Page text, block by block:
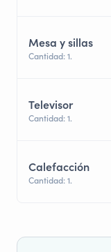
Mesa y sillas
Cantidad: 1.
Televisor
Cantidad: 1.
Calefacción
Cantidad: 1.